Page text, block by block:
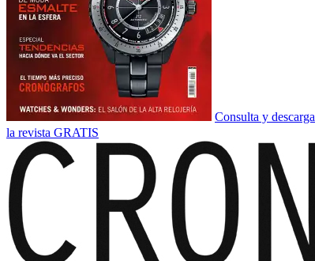
Consulta y descarga
la revista GRATIS